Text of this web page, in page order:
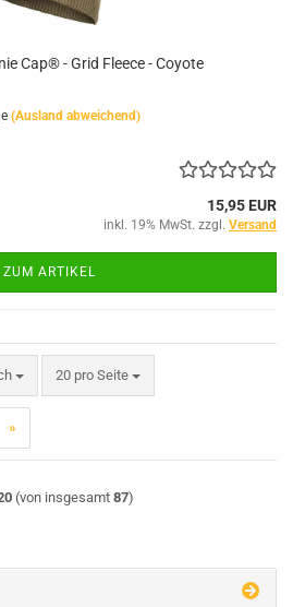
Cap® - Grid Fleece - Coyote
(Ausland abweichend)
15,95 EUR
inkl. 19% MwSt. zzgl. Versand
ZUM ARTIKEL
20 pro Seite
pro Seite
»
(von insgesamt 87)